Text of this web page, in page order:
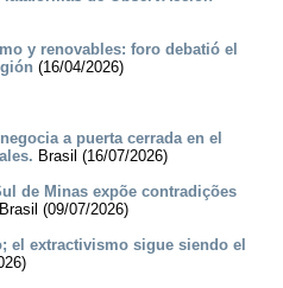
y renovables: foro debatió el
(16/04/2026)
a puerta cerrada en el
Brasil (16/07/2026)
de Minas expõe contradições
Brasil (09/07/2026)
el extractivismo sigue siendo el